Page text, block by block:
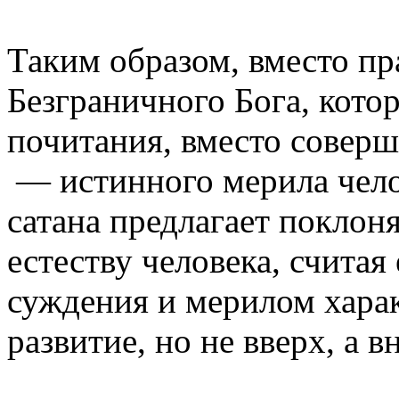
Таким образом, вместо
Безграничного Бога,
почитания, вместо
— истинного мерила
сатана предлагает
естеству человека,
суждения и мерилом
развитие, но не вверх, а